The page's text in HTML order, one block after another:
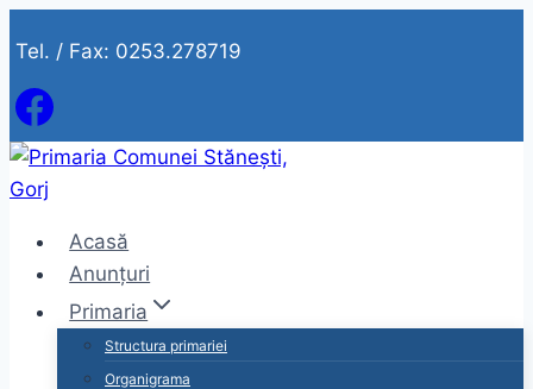
to
content
Tel. / Fax: 0253.278719
Acasă
Anunțuri
Primaria
Structura primariei
Organigrama